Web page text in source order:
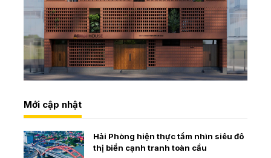
Mới cập nhật
Hải Phòng hiện thực tầm nhìn siêu đô
thị biển cạnh tranh toàn cầu